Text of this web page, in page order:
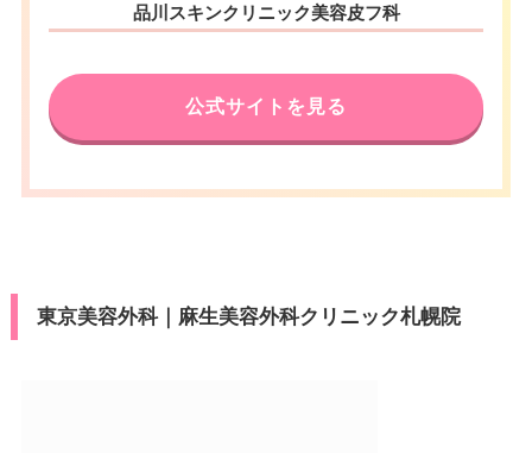
品川スキンクリニック美容皮フ科
公式サイトを見る
東京美容外科｜麻生美容外科クリニック札幌院